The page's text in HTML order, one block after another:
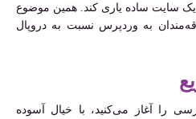
یک سایت ساده یاری کند. همین موضوع
به وردپرس نسبت به دروپال
را آغاز می‌کنید، با خیال آسوده